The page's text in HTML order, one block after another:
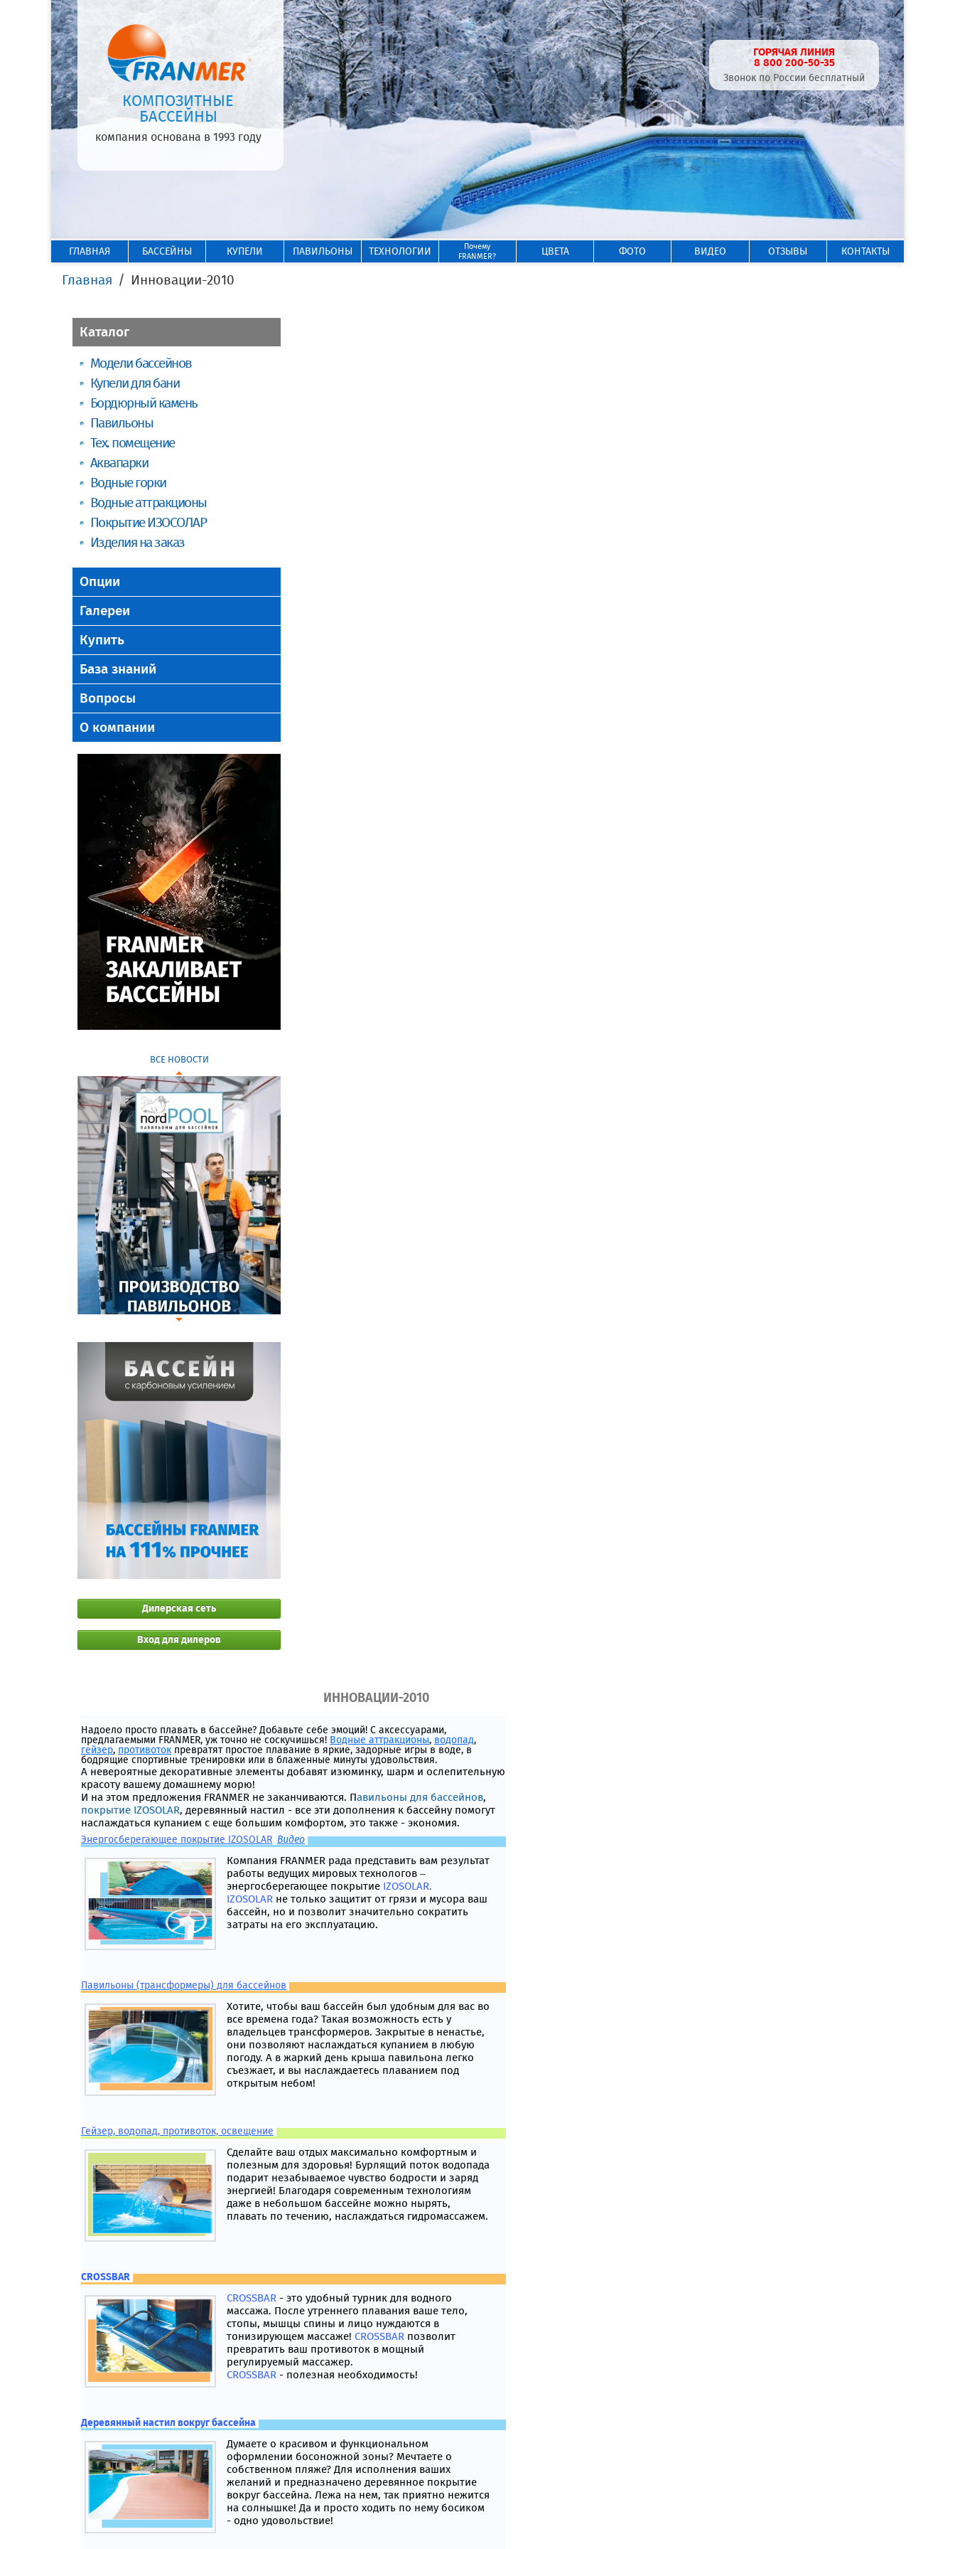
КОМПОЗИТНЫЕ
БАССЕЙНЫ
компания основана в 1993 году
ГОРЯЧАЯ ЛИНИЯ
8 800 200-50-35
Звонок по России бесплатный
ГЛАВНАЯ БАССЕЙНЫ КУПЕЛИ ПАВИЛЬОНЫ ТЕХНОЛОГИИ
Почему
FRANMER?
ЦВЕТА ФОТО ВИДЕО ОТЗЫВЫ КОНТАКТЫ
Главная Инновации-2010
Каталог
Модели бассейнов
Купели для бани
Бордюрный камень
Павильоны
Тех. помещение
Аквапарки
Водные горки
Водные аттракционы
Покрытие ИЗОСОЛАР
Изделия на заказ
Опции
Галереи
Купить
База знаний
Вопросы
О компании
ВСЕ НОВОСТИ
Дилерская сеть
Вход для дилеров
ИННОВАЦИИ-2010
Надоело просто плавать в бассейне? Добавьте себе эмоций! С аксессуарами,
предлагаемыми FRANMER, уж точно не соскучишься! Водные аттракционы, водопад,
гейзер, противоток превратят простое плавание в яркие, задорные игры в воде, в
бодрящие спортивные тренировки или в блаженные минуты удовольствия.
А невероятные декоративные элементы добавят изюминку, шарм и ослепительную
красоту вашему домашнему морю!
И на этом предложения FRANMER не заканчиваются. Павильоны для бассейнов,
покрытие IZOSOLAR, деревянный настил - все эти дополнения к бассейну помогут
наслаждаться купанием с еще большим комфортом, это также - экономия.
Энергосберегающее покрытие IZOSOLAR Видео
Компания FRANMER рада представить вам результат
работы ведущих мировых технологов –
энергосберегающее покрытие IZOSOLAR.
IZOSOLAR не только защитит от грязи и мусора ваш
бассейн, но и позволит значительно сократить
затраты на его эксплуатацию.
Павильоны (трансформеры) для бассейнов
Хотите, чтобы ваш бассейн был удобным для вас во
все времена года? Такая возможность есть у
владельцев трансформеров. Закрытые в ненастье,
они позволяют наслаждаться купанием в любую
погоду. А в жаркий день крыша павильона легко
съезжает, и вы наслаждаетесь плаванием под
открытым небом!
Гейзер, водопад, противоток, освещение
Сделайте ваш отдых максимально комфортным и
полезным для здоровья! Бурлящий поток водопада
подарит незабываемое чувство бодрости и заряд
энергией! Благодаря современным технологиям
даже в небольшом бассейне можно нырять,
плавать по течению, наслаждаться гидромассажем.
CROSSBAR
CROSSBAR - это удобный турник для водного
массажа. После утреннего плавания ваше тело,
стопы, мышцы спины и лицо нуждаются в
тонизирующем массаже! CROSSBAR позволит
превратить ваш противоток в мощный
регулируемый массажер.
CROSSBAR - полезная необходимость!
Деревянный настил вокруг бассейна
Думаете о красивом и функциональном
оформлении босоножной зоны? Мечтаете о
собственном пляже? Для исполнения ваших
желаний и предназначено деревянное покрытие
вокруг бассейна. Лежа на нем, так приятно нежится
на солнышке! Да и просто ходить по нему босиком
- одно удовольствие!